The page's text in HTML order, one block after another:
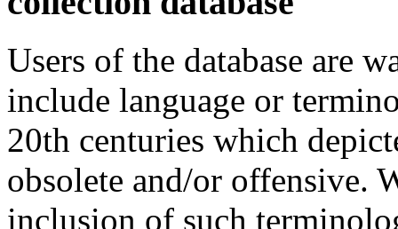
Users of the database are
include language or
20th centuries which
obsolete and/or offensive.
inclusion of such